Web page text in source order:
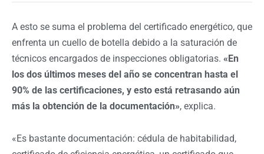
A esto se suma el problema del certificado energético, que
enfrenta un cuello de botella debido a la saturación de
técnicos encargados de inspecciones obligatorias. «En
los dos últimos meses del año se concentran hasta el
90% de las certificaciones, y esto está retrasando aún
más la obtención de la documentación», explica.
«Es bastante documentación: cédula de habitabilidad,